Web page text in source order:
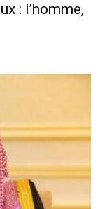
: l’homme,